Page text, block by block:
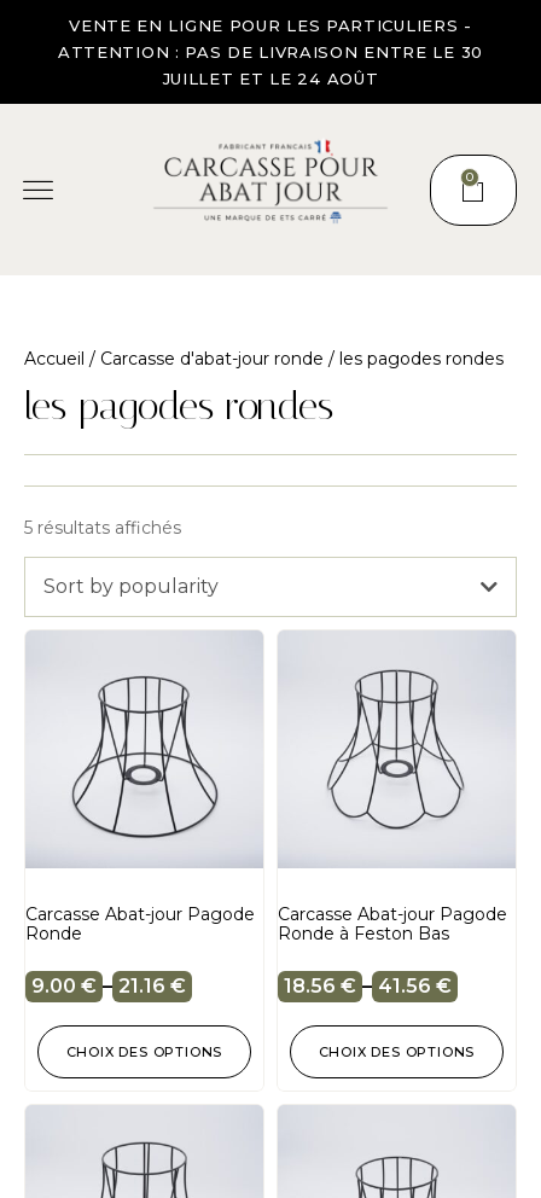
VENTE EN LIGNE POUR LES PARTICULIERS -
ATTENTION : PAS DE LIVRAISON ENTRE LE 30
JUILLET ET LE 24 AOÛT
0
Accueil / Carcasse d'abat-jour ronde / les pagodes rondes
les pagodes rondes
5 résultats affichés
Sort by popularity
Carcasse Abat-jour Pagode
Ronde
9.00 € – 21.16 €
CHOIX DES OPTIONS
Carcasse Abat-jour Pagode
Ronde à Feston Bas
18.56 € – 41.56 €
CHOIX DES OPTIONS